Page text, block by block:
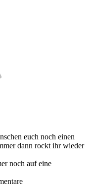
euch noch einen
dann rockt ihr wieder
noch auf eine